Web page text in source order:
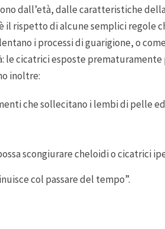
dall’età, dalle caratteristiche
il rispetto di alcune semplici regole
i processi di guarigione, o
cicatrici esposte prematuramente
inoltre:
che sollecitano i lembi di pelle
scongiurare cheloidi o cicatrici
col passare del tempo”.